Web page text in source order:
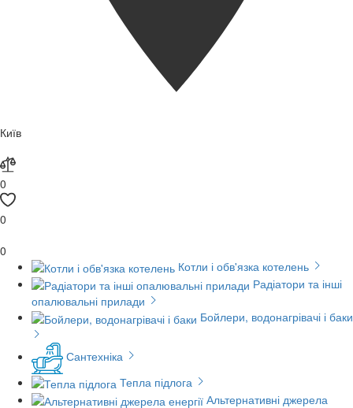
Київ
0
0
0
Котли і обв'язка котелень
Радіатори та інші
опалювальні прилади
Бойлери, водонагрівачі і баки
Сантехніка
Тепла підлога
Альтернативні джерела